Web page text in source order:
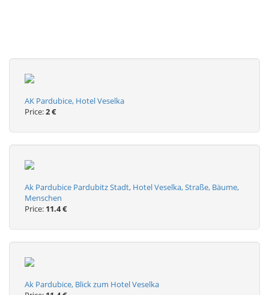
AK Pardubice, Hotel Veselka
Price:2 €
Ak Pardubice Pardubitz Stadt, Hotel Veselka, Straße, Bäume,
Menschen
Price: 11.4 €
Ak Pardubice, Blick zum Hotel Veselka